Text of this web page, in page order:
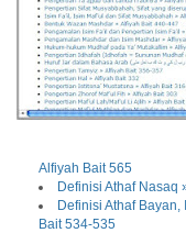
Alfiyah Bait 565
Definisi Athaf Nasaq
Definisi Athaf Bayan,
Bait 534-535